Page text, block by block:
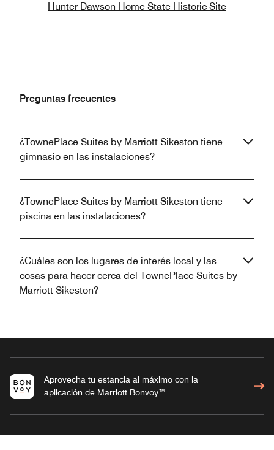
Hunter Dawson Home State Historic Site
Preguntas frecuentes
¿TownePlace Suites by Marriott Sikeston tiene
gimnasio en las instalaciones?
¿TownePlace Suites by Marriott Sikeston tiene
piscina en las instalaciones?
¿Cuáles son los lugares de interés local y las
cosas para hacer cerca del TownePlace Suites by
Marriott Sikeston?
Aprovecha tu estancia al máximo con la
aplicación de Marriott Bonvoy™